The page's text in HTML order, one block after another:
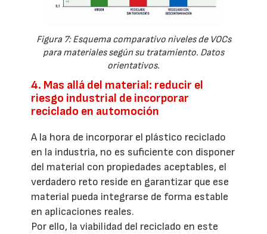
Figura 7: Esquema comparativo niveles de VOCs
para materiales según su tratamiento. Datos
orientativos.
4. Mas allá del material: reducir el
riesgo industrial de incorporar
reciclado en automoción
A la hora de incorporar el plástico reciclado
en la industria, no es suficiente con disponer
del material con propiedades aceptables, el
verdadero reto reside en garantizar que ese
material pueda integrarse de forma estable
en aplicaciones reales.
Por ello, la viabilidad del reciclado en este